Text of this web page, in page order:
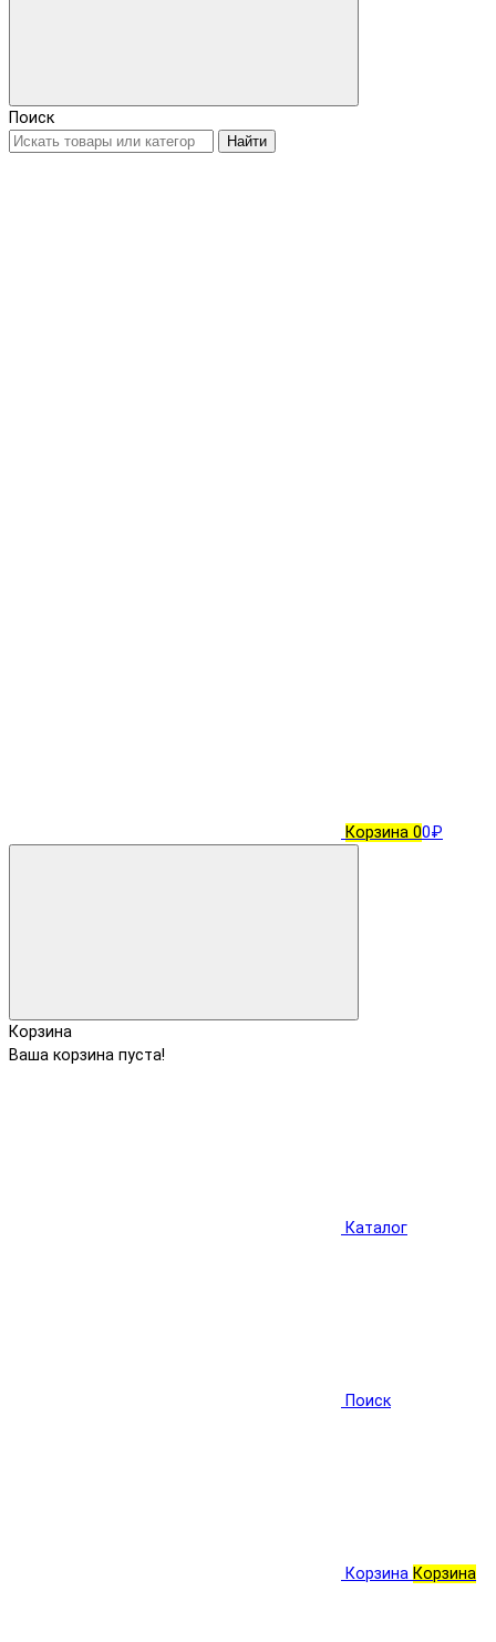
Поиск
Найти
Корзина 00₽
Корзина
Ваша корзина пуста!
Каталог
Поиск
Корзина Корзина